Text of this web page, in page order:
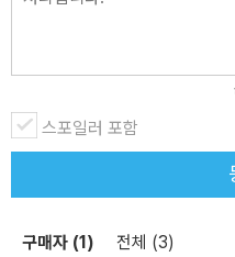
장애인, 한부모, 성 소수자의 목
다. 후자를 위한 정책은 사라지
00여 년 전 어느 사회 개혁가의
회에서 사람들은 더욱 분주히
5%가 시간 부족을 경험했다고
스포일러 포함
구매자 (1) 전체 (3)